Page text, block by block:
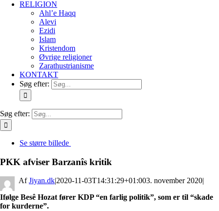
RELIGION
Ahl’e Haqq
Alevi
Ezidi
Islam
Kristendom
Øvrige religioner
Zarathustrianisme
KONTAKT
Søg efter:
Søg efter:
Se større billede
PKK afviser Barzanîs kritik
By Jiyan.dk|2020-11-03T14:31:29+01:003. november 2020|
Ifølge Besê Hozat fører KDP “en farlig politik”, som er til “skade
for kurderne”.